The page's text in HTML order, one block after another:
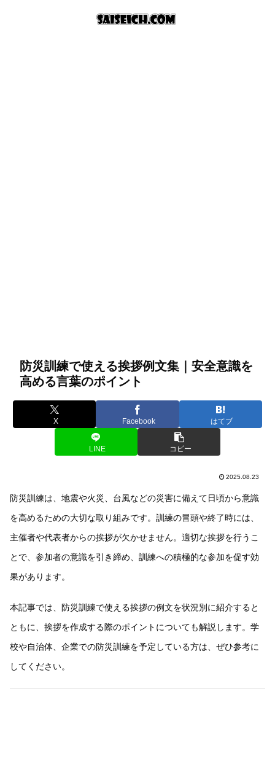
防災訓練で使える挨拶例文集｜安全意識を
高める言葉のポイント
X Facebook はてブ
LINE コピー
2025.08.23
防災訓練は、地震や火災、台風などの災害に備えて日頃から意識
を高めるための大切な取り組みです。訓練の冒頭や終了時には、
主催者や代表者からの挨拶が欠かせません。適切な挨拶を行うこ
とで、参加者の意識を引き締め、訓練への積極的な参加を促す効
果があります。
本記事では、防災訓練で使える挨拶の例文を状況別に紹介すると
ともに、挨拶を作成する際のポイントについても解説します。学
校や自治体、企業での防災訓練を予定している方は、ぜひ参考に
してください。